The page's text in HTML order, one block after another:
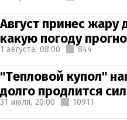
Август принес жару
какую погоду
1 августа, 08:00 844
"Тепловой купол"
долго продлится
31 июля, 20:00 10911